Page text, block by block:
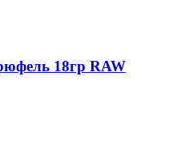
18гр RAW